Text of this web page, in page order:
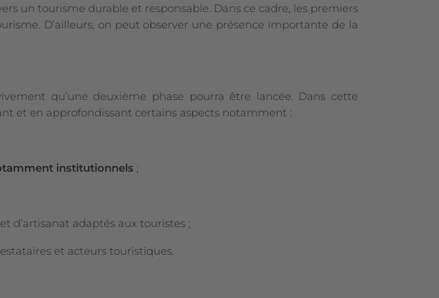
un tourisme durable et responsable. Dans ce cadre, les premiers
D’ailleurs, on peut observer une présence importante de la
qu’une deuxième phase pourra être lancée. Dans cette
et en approfondissant certains aspects notamment :
institutionnels ;
adaptés aux touristes ;
et acteurs touristiques.